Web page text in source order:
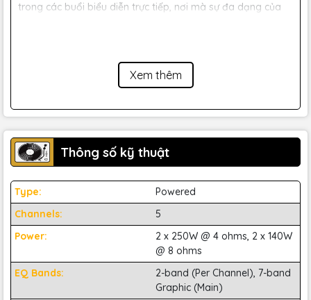
trong các buổi biểu diễn trực tiếp, nơi mà sự đa dạng của
Xem thêm
Thông số kỹ thuật
Type:
Powered
Channels:
5
Power:
2 x 250W @ 4 ohms, 2 x 140W
@ 8 ohms
EQ Bands:
2-band (Per Channel), 7-band
Graphic (Main)